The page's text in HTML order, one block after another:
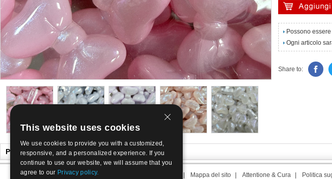
Possono
Ogni articolo
Share to:
Potrebbe anche piacerti
Riguardo noi | Contattaci Mappa del sito Attentione & Cura Politica
This website uses cookies
We use cookies to provide you with a customized,
responsive, and a personalized experience. If you
continue to use our website, we will assume that you
agree to our Privacy policy.